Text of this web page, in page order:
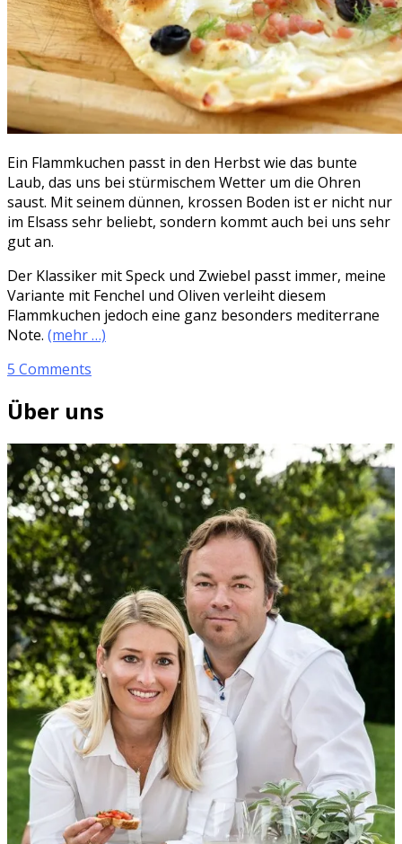
Ein Flammkuchen passt in den Herbst wie das bunte
Laub, das uns bei stürmischem Wetter um die Ohren
saust. Mit seinem dünnen, krossen Boden ist er nicht nur
im Elsass sehr beliebt, sondern kommt auch bei uns sehr
gut an.
Der Klassiker mit Speck und Zwiebel passt immer, meine
Variante mit Fenchel und Oliven verleiht diesem
Flammkuchen jedoch eine ganz besonders mediterrane
Note. (mehr …)
5 Comments
Über uns